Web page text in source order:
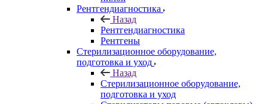
Рентгендиагностика
Назад
Рентгендиагностика
Рентгены
Стерилизационное оборудование,
подготовка и уход
Назад
Стерилизационное оборудование,
подготовка и уход